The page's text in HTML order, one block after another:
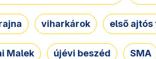
viharkárok első
Malek újévi beszéd SMA